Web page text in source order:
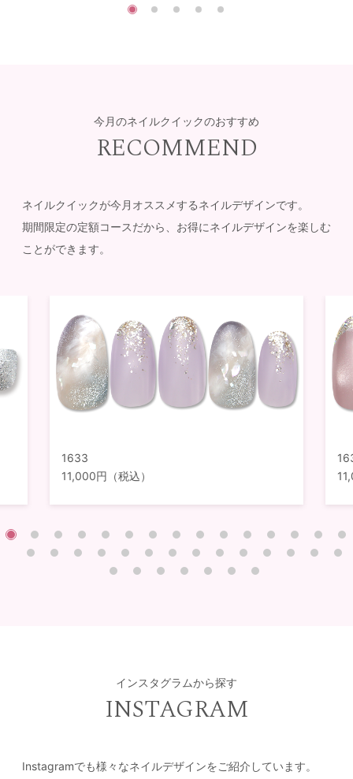
今月のネイルクイックのおすすめ
RECOMMEND
ネイルクイックが今月オススメするネイルデザインです。
期間限定の定額コースだから、お得にネイルデザインを楽しむ
ことができます。
1633
11,000円（税込）
インスタグラムから探す
INSTAGRAM
Instagramでも様々なネイルデザインをご紹介しています。